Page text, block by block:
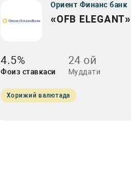
Ориент Финанс банк
«OFB ELEGANT»
4.5%
Фоиз ставкаси
24 ой
Муддати
Хорижий валютада